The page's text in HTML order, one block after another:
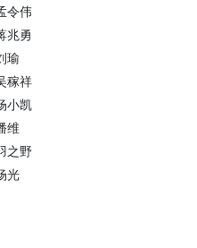
令伟
兆勇
瑜
稼祥
小凯
维
之野
光